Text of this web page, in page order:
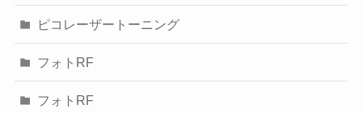
ピコレーザートーニング
フォトRF
フォトRF